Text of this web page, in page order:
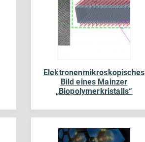
Elektronenmikroskopisches
Bild eines Mainzer
„Biopolymerkristalls“